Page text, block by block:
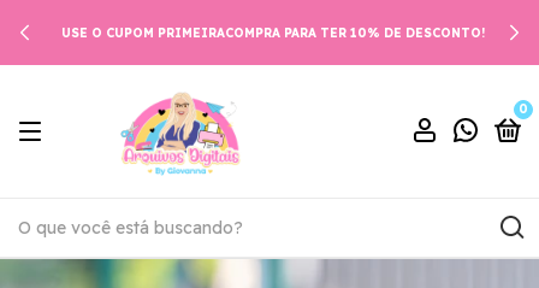
USE O CUPOM PRIMEIRACOMPRA PARA TER 10% DE DESCONTO!
0